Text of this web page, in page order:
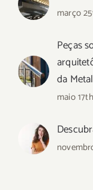
março
Peças
da
maio